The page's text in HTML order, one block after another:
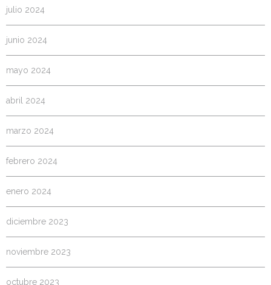
julio 2024
junio 2024
mayo 2024
abril 2024
marzo 2024
febrero 2024
enero 2024
diciembre 2023
noviembre 2023
octubre 2023